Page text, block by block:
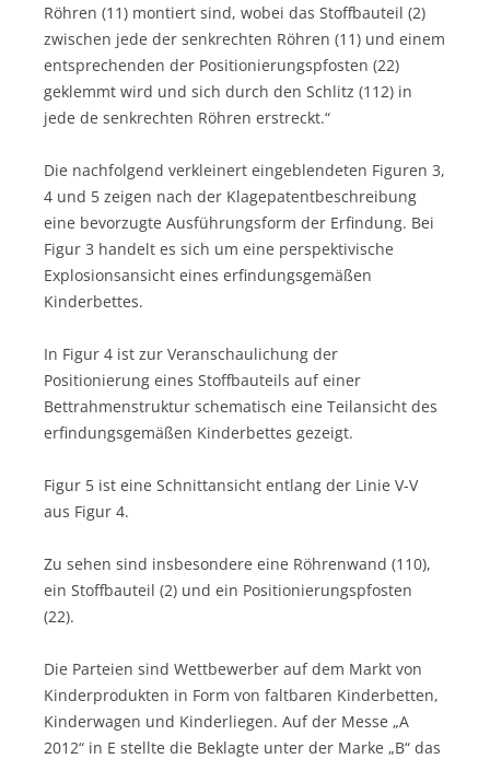
Röhren (11) montiert sind, wobei das Stoffbauteil (2)
zwischen jede der senkrechten Röhren (11) und einem
entsprechenden der Positionierungspfosten (22)
geklemmt wird und sich durch den Schlitz (112) in
jede de senkrechten Röhren erstreckt.“
Die nachfolgend verkleinert eingeblendeten Figuren 3,
4 und 5 zeigen nach der Klagepatentbeschreibung
eine bevorzugte Ausführungsform der Erfindung. Bei
Figur 3 handelt es sich um eine perspektivische
Explosionsansicht eines erfindungsgemäßen
Kinderbettes.
In Figur 4 ist zur Veranschaulichung der
Positionierung eines Stoffbauteils auf einer
Bettrahmenstruktur schematisch eine Teilansicht des
erfindungsgemäßen Kinderbettes gezeigt.
Figur 5 ist eine Schnittansicht entlang der Linie V-V
aus Figur 4.
Zu sehen sind insbesondere eine Röhrenwand (110),
ein Stoffbauteil (2) und ein Positionierungspfosten
(22).
Die Parteien sind Wettbewerber auf dem Markt von
Kinderprodukten in Form von faltbaren Kinderbetten,
Kinderwagen und Kinderliegen. Auf der Messe „A
2012“ in E stellte die Beklagte unter der Marke „B“ das